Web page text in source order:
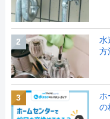
2
水
方
3
の